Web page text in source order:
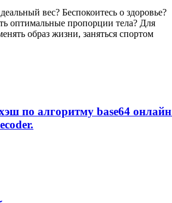
вес? Беспокоитесь о здоровье?
оптимальные пропорции тела? Для
образ жизни, заняться спортом
по алгоритму base64